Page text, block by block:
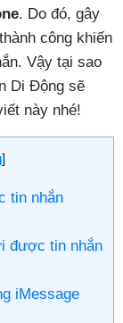
. Do đó, gây
công khiến
Vậy tại sao
Di Động sẽ
này nhé!
]
tin nhắn
được tin nhắn
iMessage